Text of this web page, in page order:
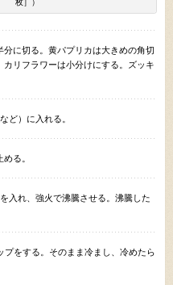
枚］）
に切る。黄パプリカは大きめの角切
リフラワーは小分けにする。ズッキ
ど）に入れる。
る。
入れ、強火で沸騰させる。沸騰した
プをする。そのまま冷まし、冷めたら